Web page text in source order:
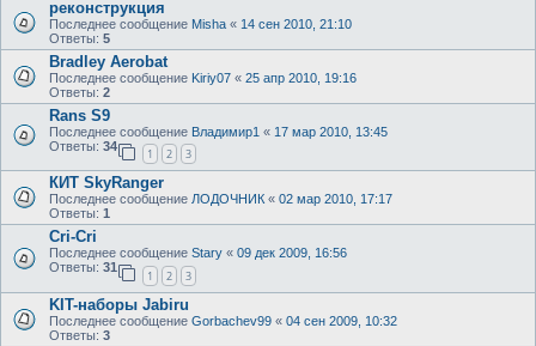
реконструкция
Последнее сообщение Misha « 14 сен 2010, 21:10
Ответы: 5
Bradley Aerobat
Последнее сообщение Kiriy07 « 25 апр 2010, 19:16
Ответы: 2
Rans S9
Последнее сообщение Владимир1 « 17 мар 2010, 13:45
Ответы: 34
1 2 3
КИТ SkyRanger
Последнее сообщение ЛОДОЧНИК « 02 мар 2010, 17:17
Ответы: 1
Cri-Cri
Последнее сообщение Stary « 09 дек 2009, 16:56
Ответы: 31
1 2 3
KIT-наборы Jabiru
Последнее сообщение Gorbachev99 « 04 сен 2009, 10:32
Ответы: 3